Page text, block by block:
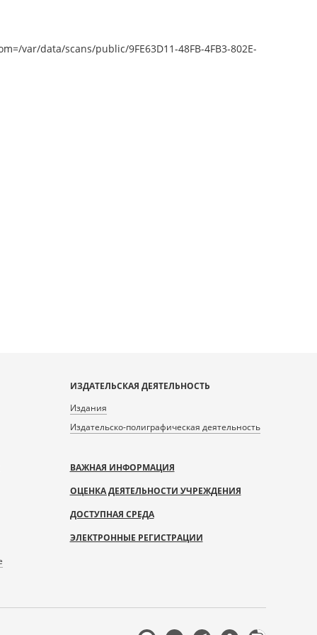
var/data/scans/public/9FE63D11-48FB-4FB3-802E-
ИЗДАТЕЛЬСКАЯ ДЕЯТЕЛЬНОСТЬ
Издания
Издательско-полиграфическая деятельность
ВАЖНАЯ ИНФОРМАЦИЯ
ОЦЕНКА ДЕЯТЕЛЬНОСТИ УЧРЕЖДЕНИЯ
ДОСТУПНАЯ СРЕДА
ЭЛЕКТРОННЫЕ РЕГИСТРАЦИИ